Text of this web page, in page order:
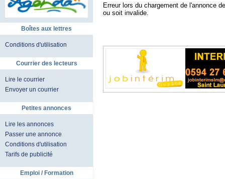
Boîtes aux lettres
Conditions d'utilisation
Courrier des lecteurs
Lire le courrier
Envoyer un courrier
Petites annonces
Lire les annonces
Passer une annonce
Conditions d'utilisation
Tarifs de publicité
Emploi / Formation
Erreur lors du chargement de l'annonce
ou soit invalide.